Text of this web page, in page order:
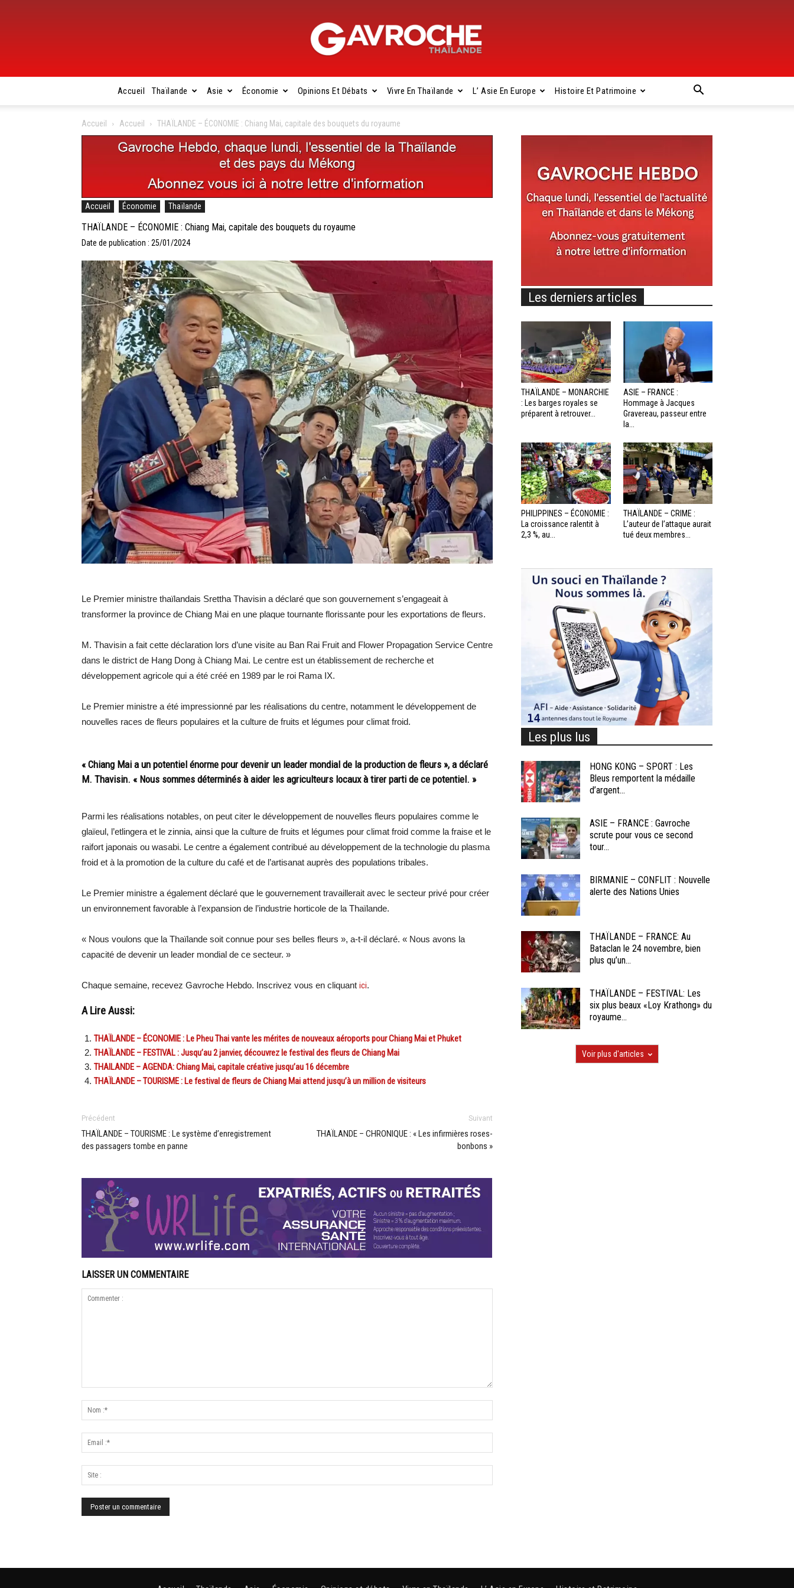
Gavroche
Accueil Thaïlande Asie Économie Opinions Et Débats Vivre En Thaïlande L’ Asie En Europe Histoire Et Patrimoine
Accueil Accueil THAÏLANDE – ÉCONOMIE : Chiang Mai, capitale des bouquets du royaume
Accueil Économie Thaïlande
THAÏLANDE – ÉCONOMIE : Chiang Mai, capitale des bouquets du royaume
Date de publication : 25/01/2024
Le Premier ministre thaïlandais Srettha Thavisin a déclaré que son gouvernement s’engageait à
transformer la province de Chiang Mai en une plaque tournante florissante pour les exportations de fleurs.
M. Thavisin a fait cette déclaration lors d’une visite au Ban Rai Fruit and Flower Propagation Service Centre
dans le district de Hang Dong à Chiang Mai. Le centre est un établissement de recherche et
développement agricole qui a été créé en 1989 par le roi Rama IX.
Le Premier ministre a été impressionné par les réalisations du centre, notamment le développement de
nouvelles races de fleurs populaires et la culture de fruits et légumes pour climat froid.
« Chiang Mai a un potentiel énorme pour devenir un leader mondial de la production de fleurs », a déclaré
M. Thavisin. « Nous sommes déterminés à aider les agriculteurs locaux à tirer parti de ce potentiel. »
Parmi les réalisations notables, on peut citer le développement de nouvelles fleurs populaires comme le
glaïeul, l’etlingera et le zinnia, ainsi que la culture de fruits et légumes pour climat froid comme la fraise et le
raifort japonais ou wasabi. Le centre a également contribué au développement de la technologie du plasma
froid et à la promotion de la culture du café et de l’artisanat auprès des populations tribales.
Le Premier ministre a également déclaré que le gouvernement travaillerait avec le secteur privé pour créer
un environnement favorable à l’expansion de l’industrie horticole de la Thaïlande.
« Nous voulons que la Thaïlande soit connue pour ses belles fleurs », a-t-il déclaré. « Nous avons la
capacité de devenir un leader mondial de ce secteur. »
Chaque semaine, recevez Gavroche Hebdo. Inscrivez vous en cliquant ici.
A Lire Aussi:
THAÏLANDE – ÉCONOMIE : Le Pheu Thai vante les mérites de nouveaux aéroports pour Chiang Mai et Phuket
THAÏLANDE – FESTIVAL : Jusqu’au 2 janvier, découvrez le festival des fleurs de Chiang Mai
THAILANDE – AGENDA: Chiang Mai, capitale créative jusqu’au 16 décembre
THAÏLANDE – TOURISME : Le festival de fleurs de Chiang Mai attend jusqu’à un million de visiteurs
Précédent
THAÏLANDE – TOURISME : Le système d’enregistrement
des passagers tombe en panne
Suivant
THAÏLANDE – CHRONIQUE : « Les infirmières roses-
bonbons »
LAISSER UN COMMENTAIRE
Les derniers articles
THAÏLANDE – MONARCHIE
: Les barges royales se
préparent à retrouver...
ASIE – FRANCE :
Hommage à Jacques
Gravereau, passeur entre
la...
PHILIPPINES – ÉCONOMIE :
La croissance ralentit à
2,3 %, au...
THAÏLANDE – CRIME :
L’auteur de l’attaque aurait
tué deux membres...
Les plus lus
HONG KONG – SPORT : Les
Bleus remportent la médaille
d’argent...
ASIE – FRANCE : Gavroche
scrute pour vous ce second
tour...
BIRMANIE – CONFLIT : Nouvelle
alerte des Nations Unies
THAÏLANDE – FRANCE: Au
Bataclan le 24 novembre, bien
plus qu’un...
THAÏLANDE – FESTIVAL: Les
six plus beaux «Loy Krathong» du
royaume...
Voir plus d'articles